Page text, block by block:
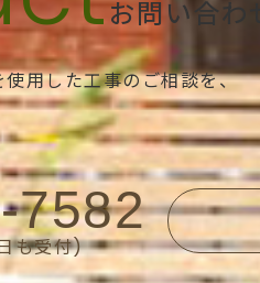
お問い合わせ
用した工事のご相談を、
7582
も受付)